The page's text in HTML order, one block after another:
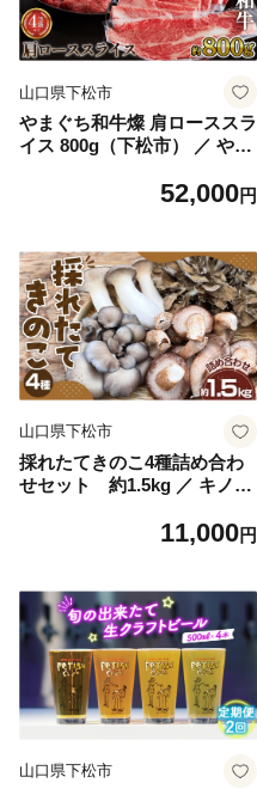
山口県下松市
やまぐち和牛燦 肩ローススラ
イス 800g（下松市） ／ やま
ス 牛肉 国産 和牛 霜降り 旨
り寄せ 下松 ごちそう ギフト
No.218
52,000円
山口県下松市
採れたてきのこ4種詰め合わ
せセット 約1.5kg ／ キノコ
心安全 農薬不使用 中華料理
いたけ ひらたけ 山口県 特産
品 No.208
11,000円
山口県下松市